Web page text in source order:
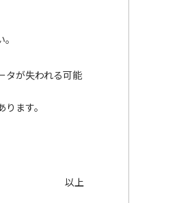
タが失われる可能
ます。
以上